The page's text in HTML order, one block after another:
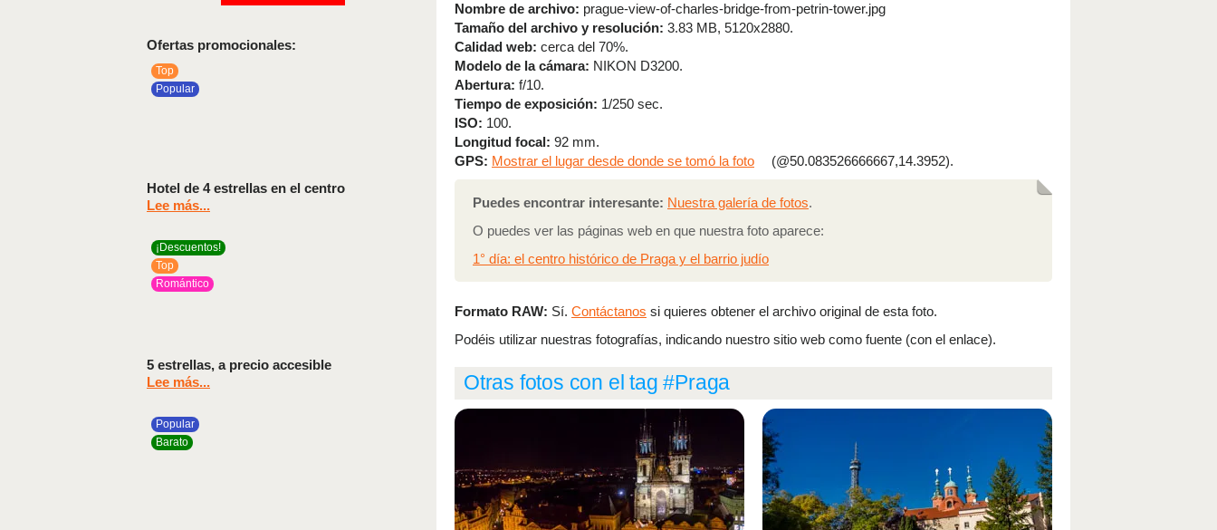
Nombre de archivo: prague-view-of-charles-bridge-from-petrin-tower.jpg
Tamaño del archivo y resolución: 3.83 MB, 5120x2880.
Calidad web: cerca del 70%.
Modelo de la cámara: NIKON D3200.
Abertura: f/10.
Tiempo de exposición: 1/250 sec.
ISO: 100.
Longitud focal: 92 mm.
GPS: Mostrar el lugar desde donde se tomó la foto (@50.083526666667,14.3952).
Puedes encontrar interesante: Nuestra galería de fotos.
O puedes ver las páginas web en que nuestra foto aparece:
1° día: el centro histórico de Praga y el barrio judío
Formato RAW: Sí. Contáctanos si quieres obtener el archivo original de esta foto.
Podéis utilizar nuestras fotografías, indicando nuestro sitio web como fuente (con el enlace).
Otras fotos con el tag #Praga
Ofertas promocionales:
Top
Popular
Hotel de 4 estrellas en el centro
Lee más...
¡Descuentos!
Top
Romántico
5 estrellas, a precio accesible
Lee más...
Popular
Barato